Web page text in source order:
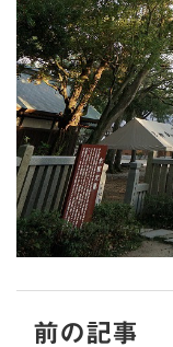
前の記事